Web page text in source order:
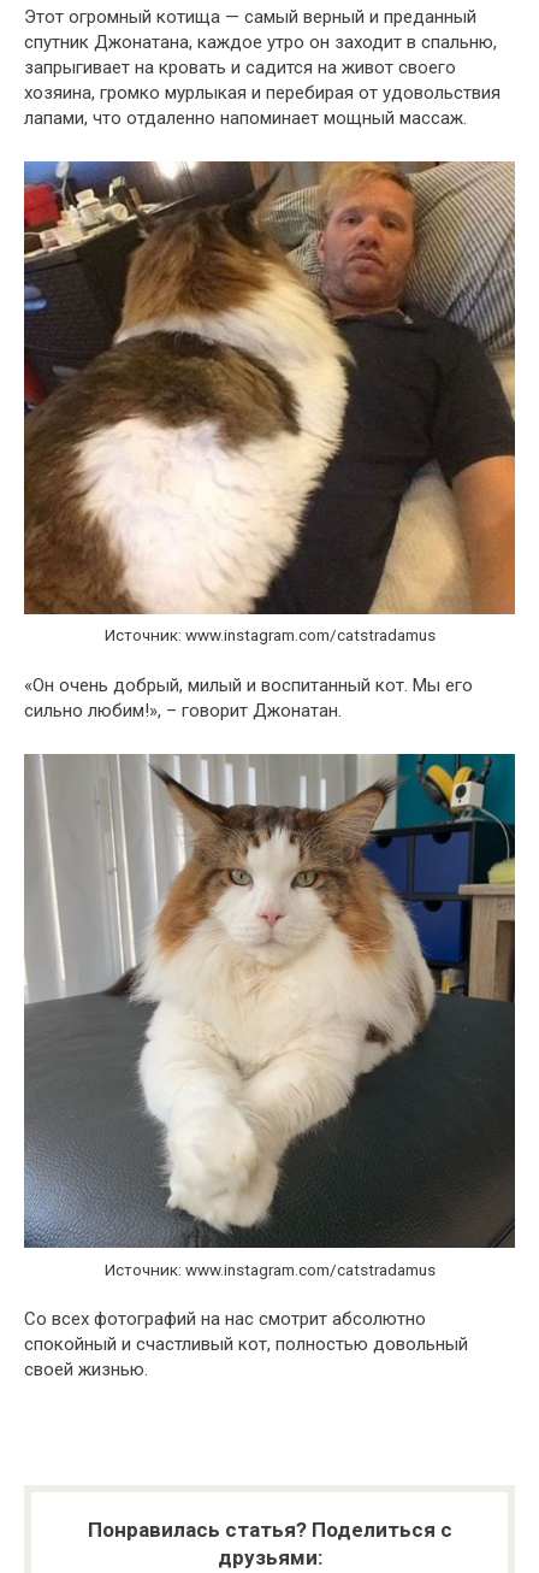
Этот огромный котища — самый верный и преданный
спутник Джонатана, каждое утро он заходит в спальню,
запрыгивает на кровать и садится на живот своего
хозяина, громко мурлыкая и перебирая от удовольствия
лапами, что отдаленно напоминает мощный массаж.
Источник: www.instagram.com/catstradamus
«Он очень добрый, милый и воспитанный кот. Мы его
сильно любим!», – говорит Джонатан.
Источник: www.instagram.com/catstradamus
Со всех фотографий на нас смотрит абсолютно
спокойный и счастливый кот, полностью довольный
своей жизнью.
Понравилась статья? Поделиться с
друзьями: